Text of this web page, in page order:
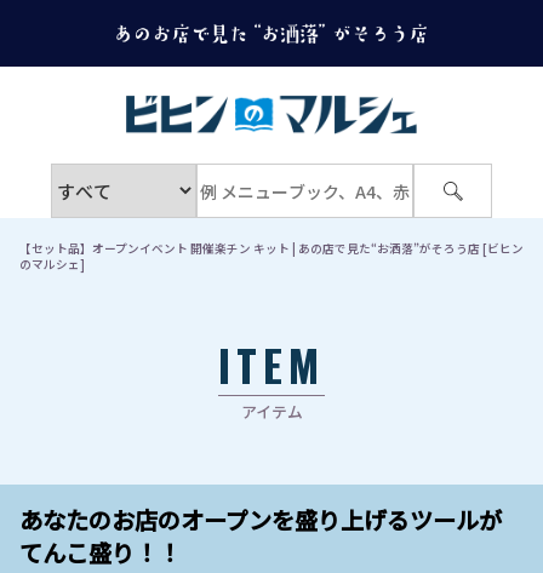
【セット品】オープンイベント 開催楽チン キット | あの店で見た“お洒落”がそろう店 [ビヒン
のマルシェ]
ITEM
アイテム
あなたのお店のオープンを盛り上げるツールが
てんこ盛り！！